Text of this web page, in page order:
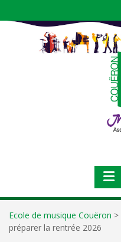
au
Ecole de musique Couëron >
préparer la rentrée 2026